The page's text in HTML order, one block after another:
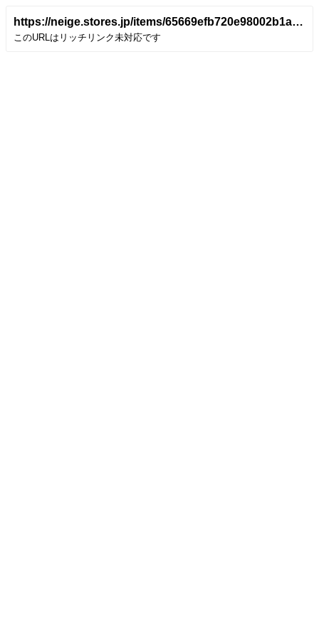
https://neige.stores.jp/items/65669efb720e98002b1a27e3
このURLはリッチリンク未対応です